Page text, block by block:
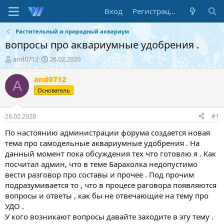
Вход Регистрация
Растительный и природный аквариум
вопросы про аквариумные удобрения .
А
в
т
о
т
е
м
ы
and0712
Д
а
т
а
н
а
л
26.02.2020
A and0712
Основатель
26.02.2020 #1
По настоянию администрации форума создается новая
тема про самодельные аквариумные удобрения . На
данный момент пока обсуждения тех что готовлю я . Как
посчитал админ, что в теме Барахолка недопустимо
вести разговор про составы и прочее . Под прочим
подразумивается то , что в процесе раговора появляются
вопросы и ответы , как бы не отвечающие на тему про
УДО .
У кого возникают вопросы давайте заходите в эту тему .